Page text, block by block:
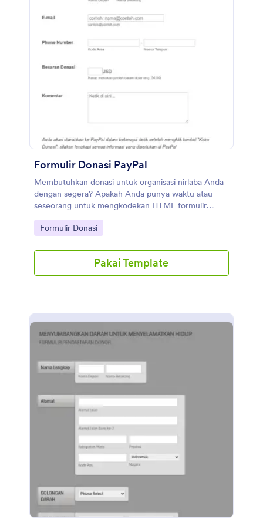
Dropbox, Slack, dan banyak lainnya. Salin formulir ini
dan segera gunakan di Jotform!
Formulir Donasi PayPal
Membutuhkan donasi untuk organisasi nirlaba Anda
dengan segera? Apakah Anda punya waktu atau
seseorang untuk mengkodekan HTML formulir
donasi PayPal? Anda dapat mempertimbangkan
untuk menerima donasi melalui templat Formulir
mudah. Ini adalah formulir donasi PayPal sederhana
untuk memungkinkan orang memberikan donasi
dengan mudah melalui PayPal. Tanpa perlu
sesuai dengan kebutuhan Anda, dengan 30+ pilihan
gerbang pemroses pembayaran. Sematkan formulir
di halaman situs web Anda, atau bagikan dengan
tautan sebagai formulir mandiri di email dan media
tanggapan dan unggahan ke akun Anda yang lain
secara otomatis dengan 100+ integrasi formulir gratis
kami, seperti Google Spreadsheet, AirTable, dan
banyak lainnya. Salin formulir ini dan segera gunakan
Go to Category:
Formulir Donasi
Pakai Template